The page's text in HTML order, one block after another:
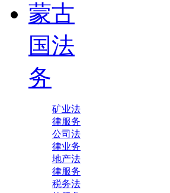
蒙古
国法
务
矿业法
律服务
公司法
律业务
地产法
律服务
税务法